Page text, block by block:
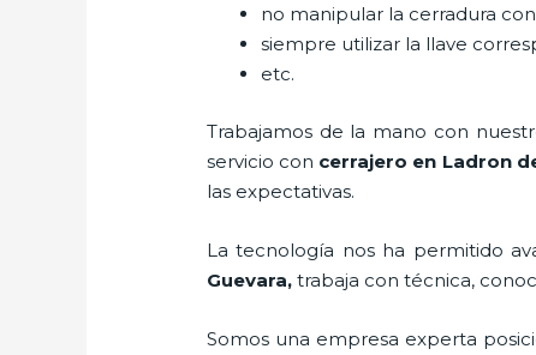
no manipular la cerradura
siempre utilizar la llave
etc.
Trabajamos de la mano con
servicio con cerrajero en Ladron
las expectativas.
La tecnología nos ha permitido
Guevara,trabaja con técnica,
Somos una empresa experta